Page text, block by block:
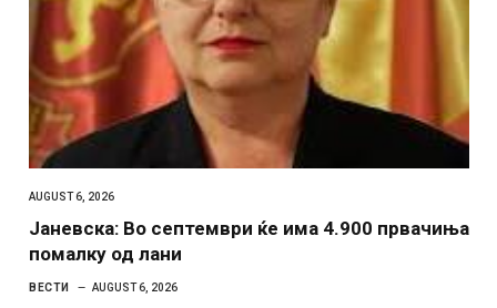
AUGUST 6, 2026
Јаневска: Во септември ќе има 4.900 првачиња
помалку од лани
ВЕСТИ AUGUST 6, 2026